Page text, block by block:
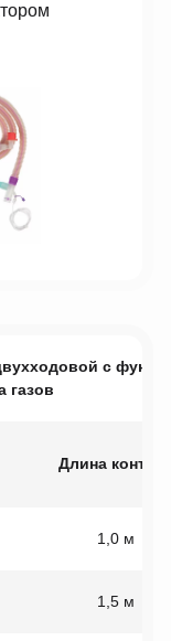
с
газов
Длина
1,0 м
1,5 м